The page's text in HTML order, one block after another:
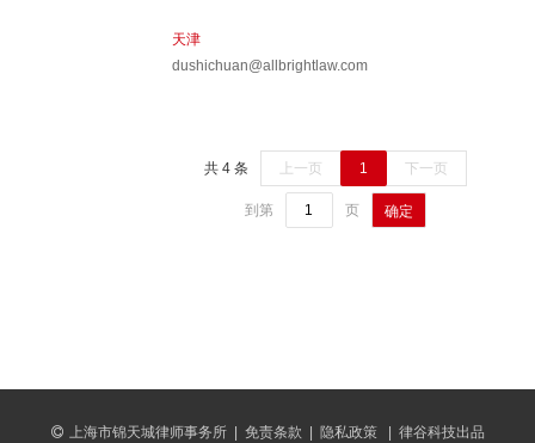
天津
dushichuan@allbrightlaw.com
共 4 条 上一页 1 下一页
到第 页 确定
上海市锦天城律师事务所 | 免责条款 | 隐私政策 | 律谷科技出品